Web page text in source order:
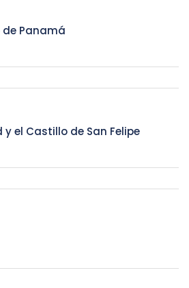
Panamá
el Castillo de San Felipe